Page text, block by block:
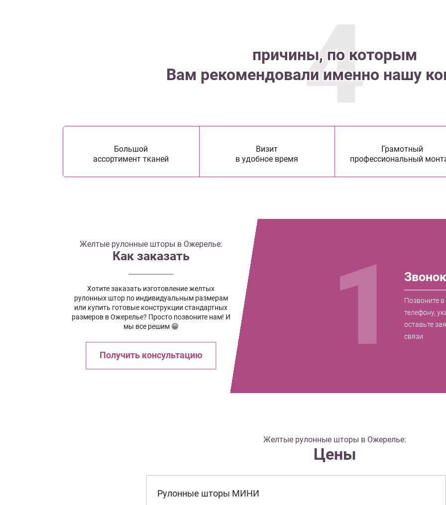
4
причины, по которым
Вам рекомендовали именно нашу
Большой
ассортимент тканей
Визит
в удобное время
Грамотный
профессиональный
Желтые рулонные шторы в Ожерелье:
Как заказать
Хотите заказать изготовление желтых
рулонных штор по индивидуальным размерам
или купить готовые конструкции стандартных
размеров в Ожерелье? Просто позвоните нам! И
мы все решим 😁
Получить консультацию 1 Звонок
Позвоните
телефону,
оставьте
связи
Желтые рулонные шторы в Ожерелье:
Цены
Рулонные шторы МИНИ